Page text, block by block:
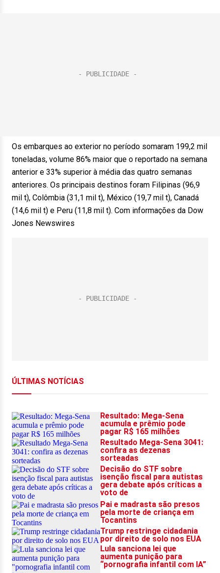
Os embarques ao exterior no período somaram 199,2 mil
toneladas, volume 86% maior que o reportado na semana
anterior e 33% superior à média das quatro semanas
anteriores. Os principais destinos foram Filipinas (96,9
mil t), Colômbia (31,1 mil t), México (19,7 mil t), Canadá
(14,6 mil t) e Peru (11,8 mil t). Com informações da Dow
Jones Newswires